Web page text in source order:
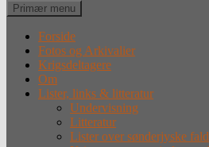
Søg
Primær menu
Forside
Fotos og Arkivalier
Krigsdeltagere
Om
Lister, links & litteratur
Undervisning
Litteratur
Lister over sønderjyske